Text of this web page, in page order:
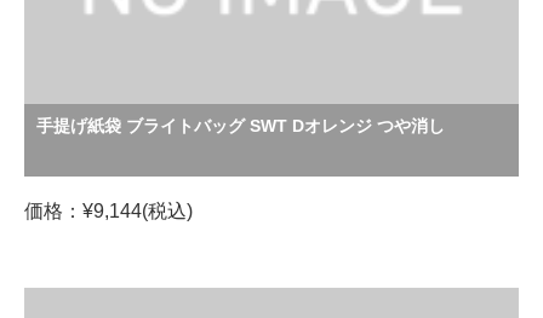
手提げ紙袋 ブライトバッグ SWT Dオレンジ つや消し
価格：¥9,144(税込)